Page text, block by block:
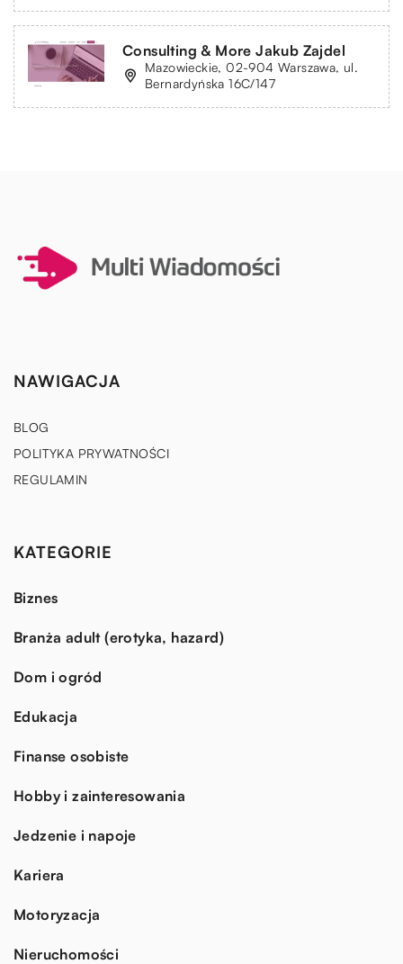
Consulting & More Jakub Zajdel
Mazowieckie, 02-904 Warszawa, ul.
Bernardyńska 16C/147
NAWIGACJA
BLOG
POLITYKA PRYWATNOŚCI
REGULAMIN
KATEGORIE
Biznes
Branża adult (erotyka, hazard)
Dom i ogród
Edukacja
Finanse osobiste
Hobby i zainteresowania
Jedzenie i napoje
Kariera
Motoryzacja
Nieruchomości